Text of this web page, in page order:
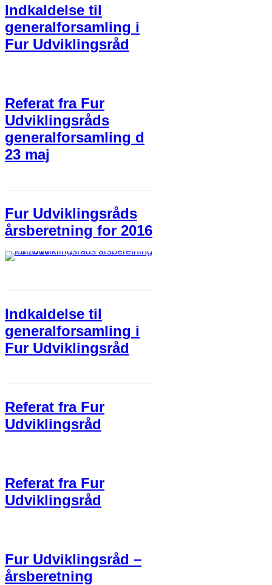
Indkaldelse til
generalforsamling i
Fur Udviklingsråd
Referat fra Fur
Udviklingsråds
generalforsamling d
23 maj
Fur Udviklingsråds
årsberetning for 2016
Indkaldelse til
generalforsamling i
Fur Udviklingsråd
Referat fra Fur
Udviklingsråd
Referat fra Fur
Udviklingsråd
Fur Udviklingsråd –
årsberetning